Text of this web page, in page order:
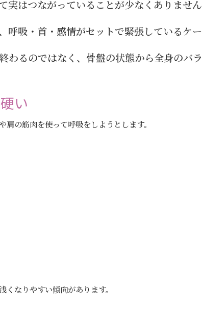
実はつながっていることが少なくありません
吸・首・感情がセットで緊張しているケー
わるのではなく、骨盤の状態から全身のバ
い
の筋肉を使って呼吸をしようとします。
なりやすい傾向があります。